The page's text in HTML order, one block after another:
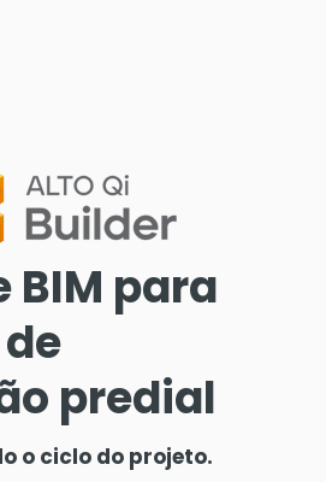
BIM para
predial
o ciclo do projeto.